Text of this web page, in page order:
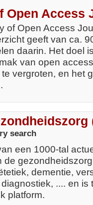
Open Access
of Open Access
geeft van ca.
daarin. Het doel
van open
vergroten, en het
search
een 1000-tal
de
dementie,
.... en is
platform.